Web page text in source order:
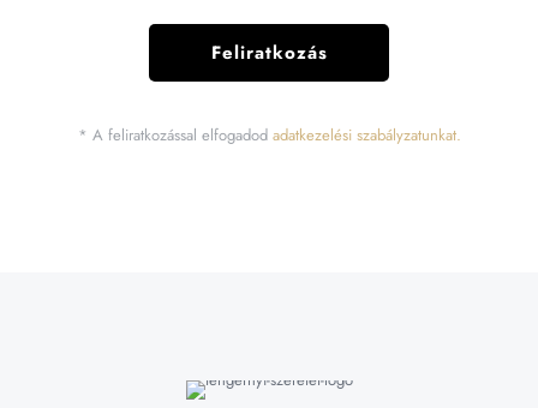
* A feliratkozással elfogadod adatkezelési szabályzatunkat.